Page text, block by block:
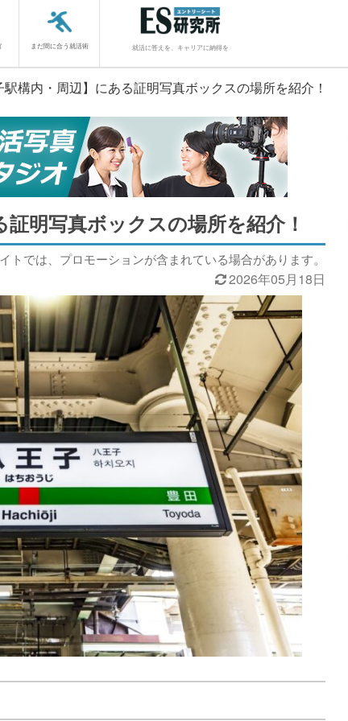
まだ間に合う就活術 就活に答えを、キャリアに納得を
構内・周辺】にある証明写真ボックスの場所を紹介！
明写真ボックスの場所を紹介！
トでは、プロモーションが含まれている場合があります。
2026年05月18日